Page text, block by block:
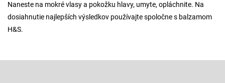
Naneste na mokré vlasy a pokožku hlavy, umyte, opláchnite. Na
dosiahnutie najlepších výsledkov používajte spoločne s balzamom
H&S.